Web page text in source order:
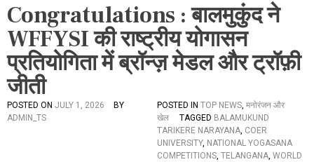
Congratulations : बालमुकुंद ने
WFFYSI की राष्ट्रीय योगासन
प्रतियोगिता में ब्रॉन्ज़ मेडल और ट्रॉफ़ी
जीती
POSTED ON JULY 1, 2026
BY
ADMIN_TS
POSTED IN TOP NEWS, मनोरंजन और
खेल
TAGGED BALAMUKUND
TARIKERE NARAYANA, COER
UNIVERSITY, NATIONAL YOGASANA
COMPETITIONS, TELANGANA, WORLD